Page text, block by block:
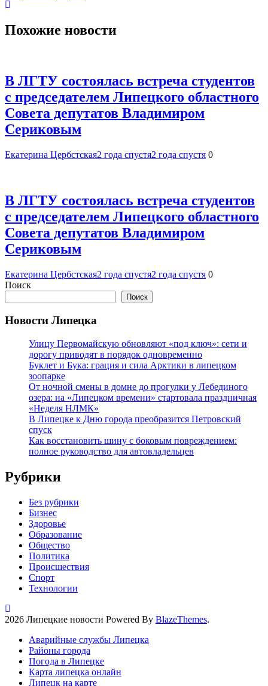
Похожие новости
В ЛГТУ состоялась встреча студентов
с председателем Липецкого областного
Совета депутатов Владимиром
Сериковым
Екатерина Цербстская2 года спустя2 года спустя 0
В ЛГТУ состоялась встреча студентов
с председателем Липецкого областного
Совета депутатов Владимиром
Сериковым
Екатерина Цербстская2 года спустя2 года спустя 0
Поиск
Поиск
Новости Липецка
Улицу Первомайскую обновляют «под ключ»: сети и
дорогу приводят в порядок одновременно
Буклет и Бука: грация и сила Арктики в липецком
зоопарке
От ночной смены в домне до прогулки у Лебединого
озера: на «Липецком времени» стартовала праздничная
«Неделя НЛМК»
В Липецке к Дню города преобразится Петровский
спуск
Как восстановить шину с боковым повреждением:
полное руководство для автовладельцев
Рубрики
Без рубрики
Бизнес
Здоровье
Образование
Общество
Политика
Происшествия
Спорт
Технологии
2026 Липецкие новости Powered By BlazeThemes.
Аварийные службы Липецка
Районы города
Погода в Липецке
Карта липецка онлайн
Липецк на карте